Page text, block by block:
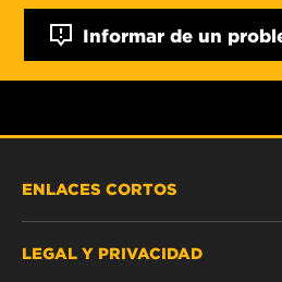
Informar de un
ENLACES CORTOS
LEGAL Y PRIVACIDAD